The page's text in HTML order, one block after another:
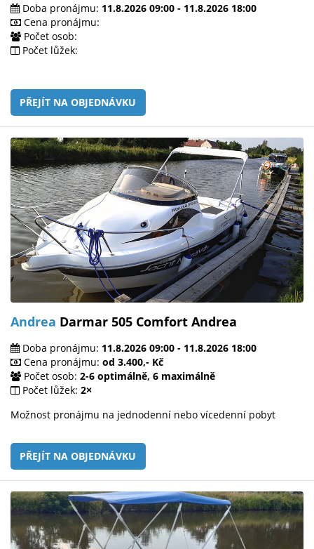
Doba pronájmu: 11.8.2026 09:00 - 11.8.2026 18:00
Cena pronájmu:
Počet osob:
Počet lůžek:
PŘEJÍT NA OBJEDNÁVKU
Andrea Darmar 505 Comfort Andrea
Doba pronájmu: 11.8.2026 09:00 - 11.8.2026 18:00
Cena pronájmu: od 3.400,- Kč
Počet osob: 2-6 optimálně, 6 maximálně
Počet lůžek: 2×
Možnost pronájmu na jednodenní nebo vícedenní pobyt
PŘEJÍT NA OBJEDNÁVKU
mailem.
objednat
poukaz